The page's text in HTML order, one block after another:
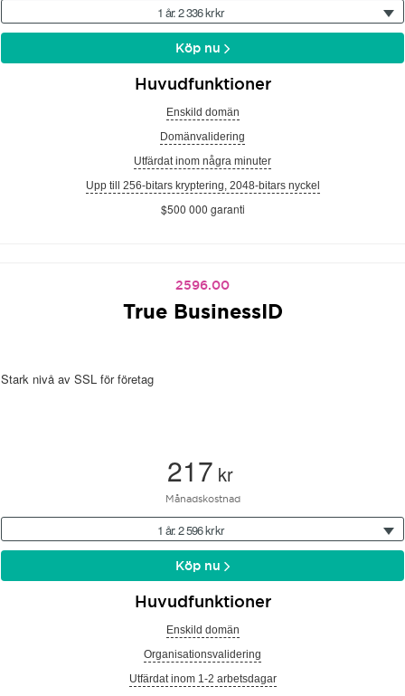
1 år: 2 336 kr kr
Köp nu
Huvudfunktioner
Enskild domän
Domänvalidering
Utfärdat inom några minuter
Upp till 256-bitars kryptering, 2048-bitars nyckel
$500 000 garanti
2596.00
True BusinessID
Stark nivå av SSL för företag
217 kr
Månadskostnad
1 år: 2 596 kr kr
Köp nu
Huvudfunktioner
Enskild domän
Organisationsvalidering
Utfärdat inom 1-2 arbetsdagar